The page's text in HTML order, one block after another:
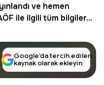
ve hemen
ile ilgili tüm bilgiler...
Google’da tercih edilen
kaynak olarak ekleyin